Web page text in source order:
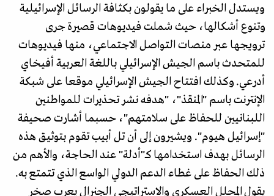
ويستدل الخبراء على ما يقولون بكثافة الرسائل الإسرائيلية
وتنوع أشكالها، حيث شملت فيديوهات قصيرة جرى
ترويجها عبر منصات التواصل الاجتماعي، منها فيديوهات
للمتحدث باسم الجيش الإسرائيلي باللغة العربية أفيخاي
أدرعي. وكذلك افتتاح الجيش الإسرائيلي موقعا على شبكة
الإنترنت باسم "المنقذ"، "هدفه نشر تحذيرات للمواطنين
اللبنانيين للحفاظ على سلامتهم"، حسبما أشارت صحيفة
"إسرائيل هيوم". ويشيرون إلى أن تل أبيب تقوم بتوثيق هذه
الرسائل بهدف استخدامها كـ"أدلة" عند الحاجة، والأهم من
ذلك الحفاظ على غطاء الدعم الدولي الواسع الذي تتمتع به.
يقول المحلل العسكري والاستراتيجي الجنرال يعرب صخر